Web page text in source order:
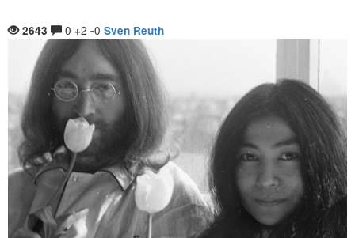
2643 0 +2 -0 Sven Reuth